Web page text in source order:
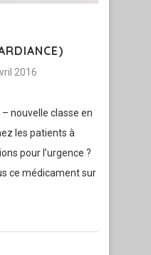
2016
nouvelle classe en
les patients à
pour l’urgence ?
ce médicament sur